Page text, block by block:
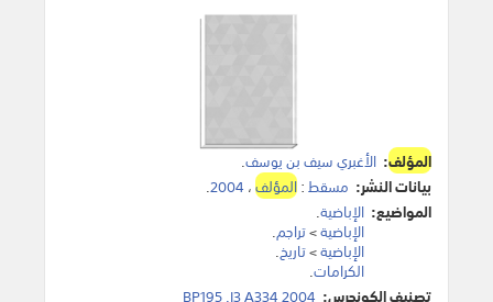
المؤلف: الأغبري سيف بن يوسف.
بيانات النشر: مسقط:المؤلف، 2004
.
المواضيع: الإباضية.
الإباضية>تراجم.
الإباضية>تاريخ.
الكرامات.
تصنيف الكونجرس: BP195 .I3 A334 2004